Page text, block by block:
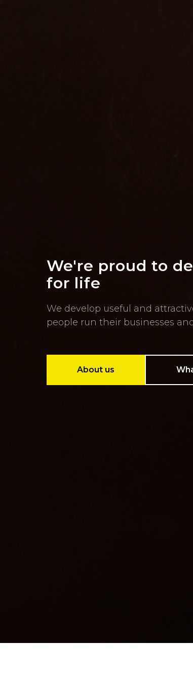
We're proud to
for life
We develop useful and
people run their businesses
About us